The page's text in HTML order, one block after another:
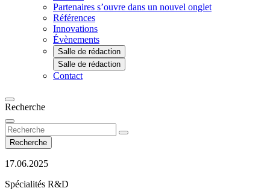
Partenaires s’ouvre dans un nouvel onglet
Références
Innovations
Évènements
Salle de rédaction
Salle de rédaction
Contact
Recherche
Recherche
17.06.2025
Spécialités R&D